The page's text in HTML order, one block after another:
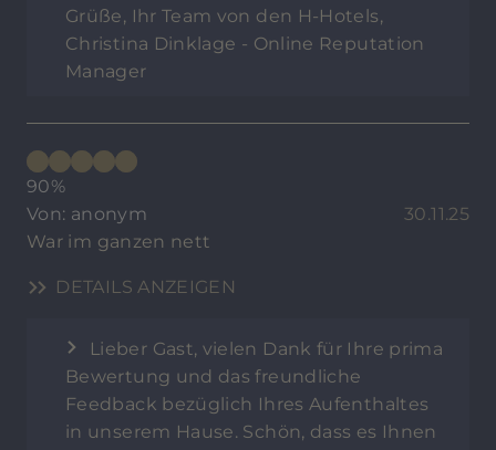
Grüße, Ihr Team von den H-Hotels,
Christina Dinklage - Online Reputation
Manager
90%
Von: anonym
30.11.25
War im ganzen nett
DETAILS ANZEIGEN
Lieber Gast, vielen Dank für Ihre prima
Bewertung und das freundliche
Feedback bezüglich Ihres Aufenthaltes
in unserem Hause. Schön, dass es Ihnen